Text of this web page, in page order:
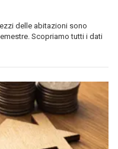
delle abitazioni sono
Scopriamo tutti i dati